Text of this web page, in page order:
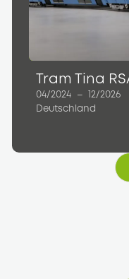
Tram Tina
04/2024 –
12/2026
Deutschland